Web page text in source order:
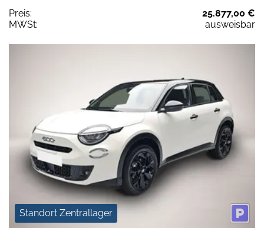
Preis:
25.877,00 €
MWSt:
ausweisbar
Standort Zentrallager